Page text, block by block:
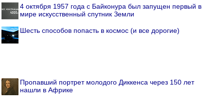
4 октября 1957 года с Байконура был запущен первый в
мире искусственный спутник Земли
Шесть способов попасть в космос (и все дорогие)
Пропавший портрет молодого Диккенса через 150 лет
нашли в Африке